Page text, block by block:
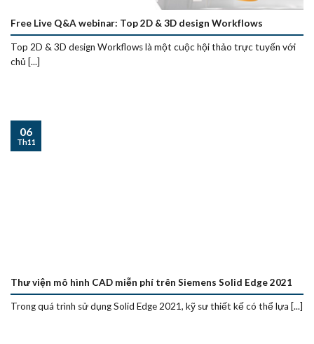
Free Live Q&A webinar: Top 2D & 3D design Workflows
Top 2D & 3D design Workflows là một cuộc hội thảo trực tuyến với
chủ [...]
Thư viện mô hình CAD miễn phí trên Siemens Solid Edge 2021
Trong quá trình sử dụng Solid Edge 2021, kỹ sư thiết kế có thể lựa [...]
06
Th11